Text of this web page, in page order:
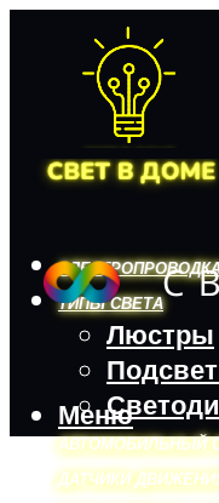
ТИПЫ СВЕТА
Люстры
АВТОМОБИЛЬНЫЙ
ДАТЧИКИ
Меню